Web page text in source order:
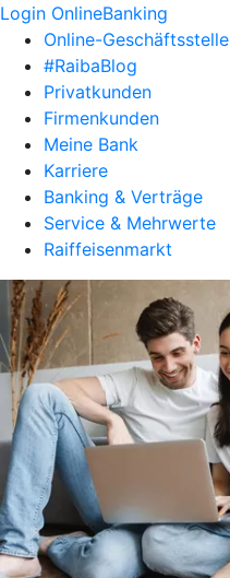
Login OnlineBanking
Online-Geschäftsstelle
#RaibaBlog
Privatkunden
Firmenkunden
Meine Bank
Karriere
Banking & Verträge
Service & Mehrwerte
Raiffeisenmarkt